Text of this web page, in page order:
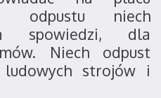
odpustu niech
spowiedzi, dla
Niech odpust
ludowych strojów i